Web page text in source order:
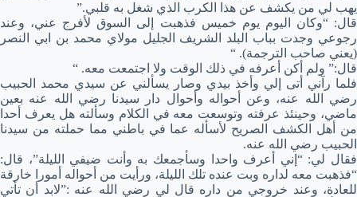
يهب لي من يكشف عن هذا الكرب الذي شغل به قلبي.”
قال: “وكان اليوم يوم خميس فذهبت إلى السوق لأفرج عني، وعند
رجوعي وجدت بباب البلد الشريف الجليل مولاي محمد بن ابي النصر
(يعني صاحب الترجمة). “
قال:” ولم أكن أعرفه في ذلك الوقت ولا اجتمعت معه. “
فلما رآني أتى إلي وأخذ بيدي وصار يسألني عن سيدي محمد الحبيب
رضي الله عنه، وعن أحواله وأحوال دار سيدنا رضي الله عنه بعين
ماضي، وحينئذ عرفته وتوسعت معه في الكلام وسألته هل يعرف أحدا
من أهل الكشف الصريح لأسأله عما في باطني مما حملته من سيدنا
الحبيب رضي الله عنه.
فقال لي: “إني أعرف واحدا وسأجمعك به وأنت ضيفي الليلة”، قال:
“فذهبت معه لداره وبت عنده تلك الليلة، ورأيت من أحواله أمورا خارقة
للعادة، وعند خروجي من داره قال لي رضي الله عنه :”لابد أن تأتي